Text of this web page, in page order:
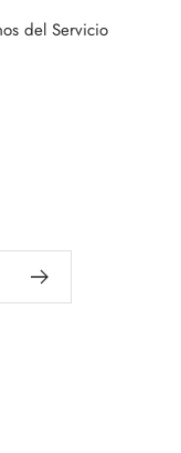
del Servicio